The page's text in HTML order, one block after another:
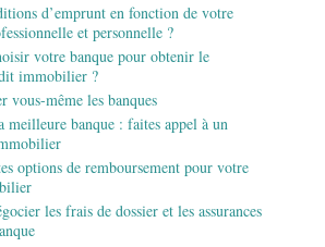
d’emprunt en fonction de votre
et personnelle ?
votre banque pour obtenir le
immobilier ?
vous-même les banques
meilleure banque : faites appel à un
options de remboursement pour votre
les frais de dossier et les assurances